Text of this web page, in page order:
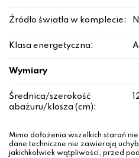
Źródło światła w komplecie:
Klasa energetyczna:
Wymiary
Średnica/szerokość
abażuru/klosza (cm):
Mimo dołożenia wszelkich starań
dane techniczne nie zawierają
jakichkolwiek wątpliwości, przed